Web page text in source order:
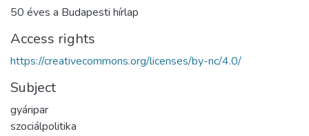
50 éves a Budapesti hírlap
Access rights
https://creativecommons.org/licenses/by-nc/4.0/
Subject
gyáripar
szociálpolitika